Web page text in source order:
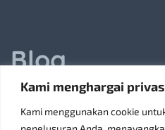
Kami menghargai
Kami menggunakan cookie
Blog
Jasa Pembuatan Lift Barang: Solusi
Receiving Parcels and Mail at a